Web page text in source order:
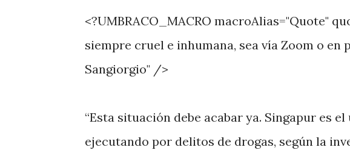
<?UMBRACO_MACRO macroAlias="Quote"
siempre cruel e inhumana, sea vía Zoom o en
Sangiorgio" />
“Esta situación debe acabar ya. Singapur es
ejecutando por delitos de drogas, según la